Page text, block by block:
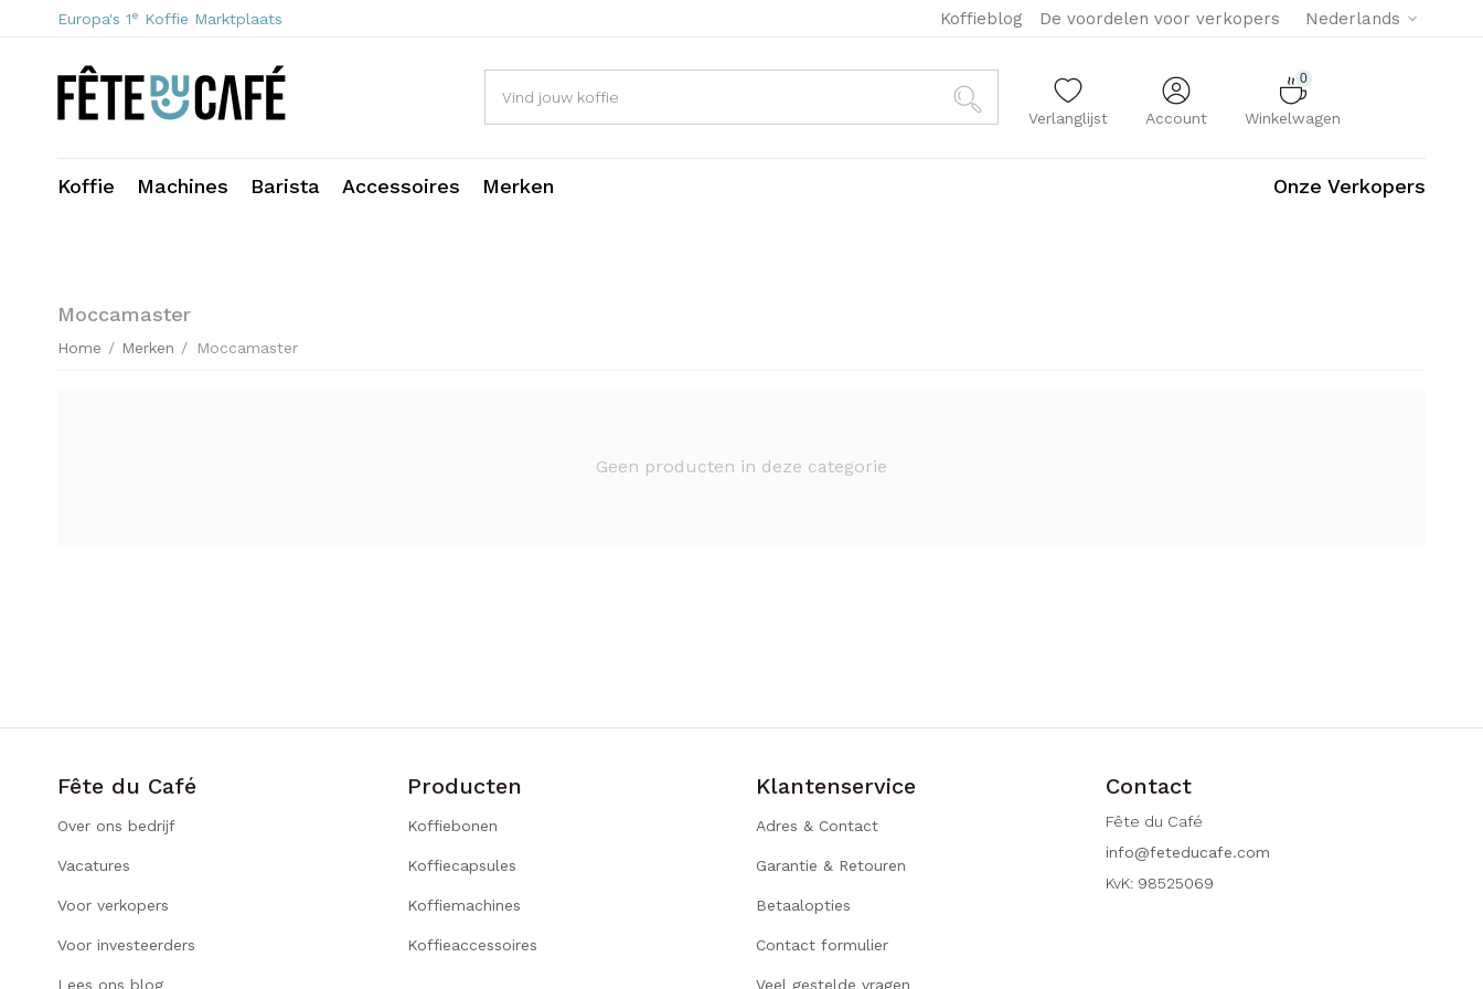
Europa's 1e Koffie Marktplaats Nederlands
Koffieblog De voordelen voor verkopers
Verlanglijst Account
0
Winkelwagen
Koffie Machines Barista Accessoires Merken Onze Verkopers
Moccamaster
Home / Merken / Moccamaster
Geen producten in deze categorie
Fête du Café
Over ons bedrijf
Vacatures
Voor verkopers
Voor investeerders
Lees ons blog
Producten
Koffiebonen
Koffiecapsules
Koffiemachines
Koffieaccessoires
Klantenservice
Adres & Contact
Garantie & Retouren
Betaalopties
Contact formulier
Veel gestelde vragen
Contact
Fête du Café
info@feteducafe.com
KvK: 98525069